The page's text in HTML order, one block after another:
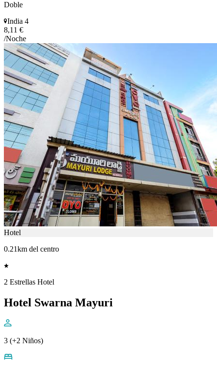
Doble
India 4
8,11 €
/Noche
Hotel
0.21km del centro
2 Estrellas Hotel
Hotel Swarna Mayuri
3 (+2 Niños)